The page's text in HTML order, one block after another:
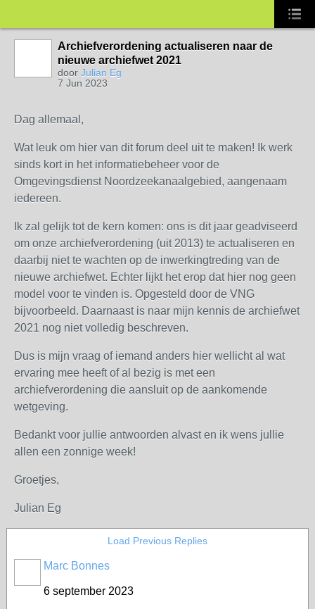
Archiefverordening actualiseren naar de
nieuwe archiefwet 2021
door Julian Eg
7 Jun 2023
Dag allemaal,
Wat leuk om hier van dit forum deel uit te maken! Ik werk
sinds kort in het informatiebeheer voor de
Omgevingsdienst Noordzeekanaalgebied, aangenaam
iedereen.
Ik zal gelijk tot de kern komen: ons is dit jaar geadviseerd
om onze archiefverordening (uit 2013) te actualiseren en
daarbij niet te wachten op de inwerkingtreding van de
nieuwe archiefwet. Echter lijkt het erop dat hier nog geen
model voor te vinden is. Opgesteld door de VNG
bijvoorbeeld. Daarnaast is naar mijn kennis de archiefwet
2021 nog niet volledig beschreven.
Dus is mijn vraag of iemand anders hier wellicht al wat
ervaring mee heeft of al bezig is met een
archiefverordening die aansluit op de aankomende
wetgeving.
Bedankt voor jullie antwoorden alvast en ik wens jullie
allen een zonnige week!
Groetjes,
Julian Eg
Load Previous Replies
Marc Bonnes
6 september 2023